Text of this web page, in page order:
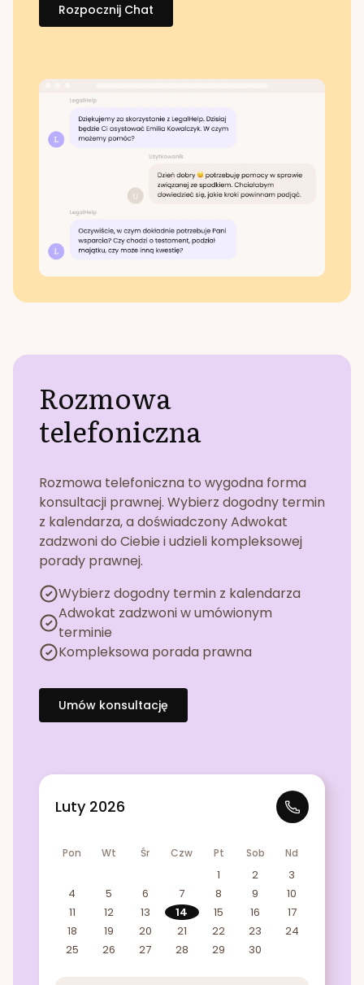
Rozpocznij Chat
Rozmowa
telefoniczna
Rozmowa telefoniczna to wygodna forma
konsultacji prawnej. Wybierz dogodny termin
z kalendarza, a doświadczony Adwokat
zadzwoni do Ciebie i udzieli kompleksowej
porady prawnej.
Wybierz dogodny termin z kalendarza
Adwokat zadzwoni w umówionym
terminie
Kompleksowa porada prawna
Umów konsultację
Luty 2026
Pon Wt Śr Czw Pt Sob Nd
1 2
3
4
5 6 7 8 9
10
11
12 13 14 15 16
17
18
19 20 21 22 23
24
25
26 27 28 29 30